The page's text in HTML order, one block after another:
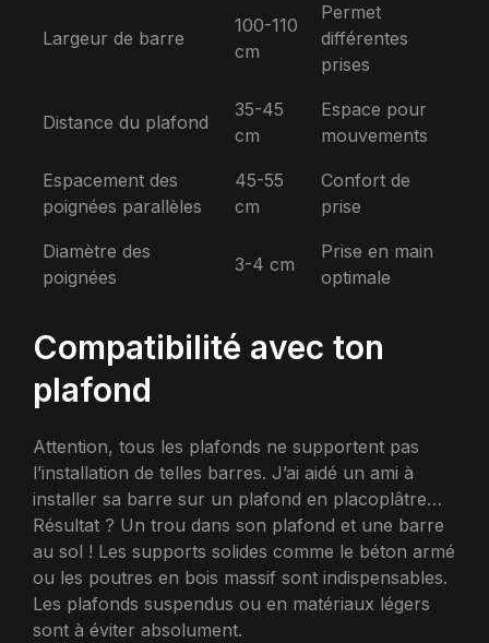
Largeur de barre
100-110
cm
Permet
différentes
prises
Distance du plafond
35-45
cm
Espace pour
mouvements
Espacement des
poignées parallèles
45-55
cm
Confort de
prise
Diamètre des
poignées
3-4 cm
Prise en main
optimale
Compatibilité avec ton
plafond
Attention, tous les plafonds ne supportent pas
l’installation de telles barres. J’ai aidé un ami à
installer sa barre sur un plafond en placoplâtre…
Résultat ? Un trou dans son plafond et une barre
au sol ! Les supports solides comme le béton armé
ou les poutres en bois massif sont indispensables.
Les plafonds suspendus ou en matériaux légers
sont à éviter absolument.